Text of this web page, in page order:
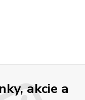
akcie a